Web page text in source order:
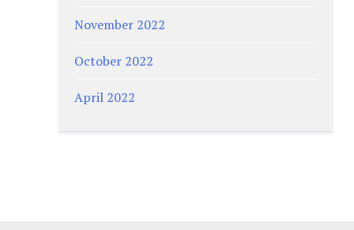
November 2022
October 2022
April 2022